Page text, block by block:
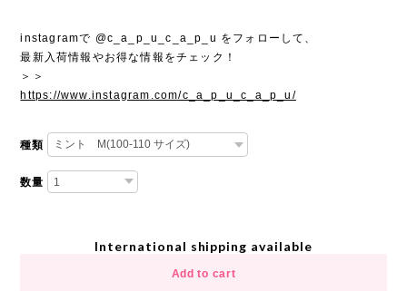
instagramで @c_a_p_u_c_a_p_u をフォローして、
最新入荷情報やお得な情報をチェック！
＞＞
https://www.instagram.com/c_a_p_u_c_a_p_u/
種類
数量
International shipping available
Add to cart